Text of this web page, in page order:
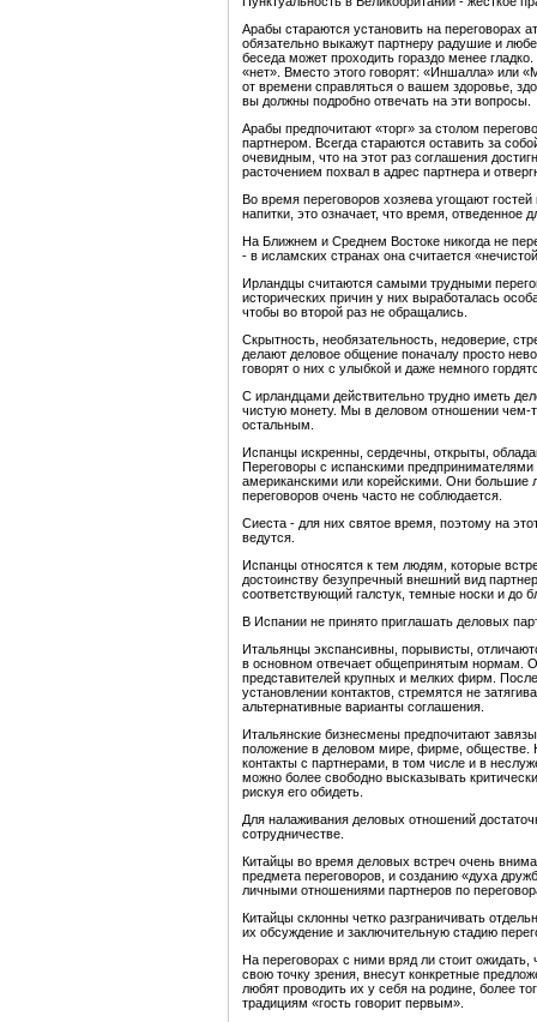
Арабы стараются установить на переговорах
обязательно выкажут партнеру радушие и
беседа может проходить гораздо менее
«нет». Вместо этого говорят: «Иншалла» или
от времени справляться о вашем здоровье,
вы должны подробно отвечать на эти вопросы.
Арабы предпочитают «торг» за столом
партнером. Всегда стараются оставить за
очевидным, что на этот раз соглашения
расточением похвал в адрес партнера и
Во время переговоров хозяева угощают
напитки, это означает, что время, отведенное
На Ближнем и Среднем Востоке никогда не
- в исламских странах она считается
Ирландцы считаются самыми трудными
исторических причин у них выработалась
чтобы во второй раз не обращались.
Скрытность, необязательность, недоверие,
делают деловое общение поначалу просто
говорят о них с улыбкой и даже немного
С ирландцами действительно трудно иметь
чистую монету. Мы в деловом отношении чем-
остальным.
Испанцы искренны, сердечны, открыты,
Переговоры с испанскими
американскими или корейскими. Они большие
переговоров очень часто не соблюдается.
Сиеста - для них святое время, поэтому на
ведутся.
Испанцы относятся к тем людям, которые
достоинству безупречный внешний вид
соответствующий галстук, темные носки и до
В Испании не принято приглашать деловых
Итальянцы экспансивны, порывисты,
в основном отвечает общепринятым нормам.
представителей крупных и мелких фирм.
установлении контактов, стремятся не
альтернативные варианты соглашения.
Итальянские бизнесмены предпочитают
положение в деловом мире, фирме,
контакты с партнерами, в том числе и в
можно более свободно высказывать
рискуя его обидеть.
Для налаживания деловых отношений
сотрудничестве.
Китайцы во время деловых встреч очень
предмета переговоров, и созданию «духа
личными отношениями партнеров по
Китайцы склонны четко разграничивать
их обсуждение и заключительную стадию
На переговорах с ними вряд ли стоит
свою точку зрения, внесут конкретные
любят проводить их у себя на родине, более
традициям «гость говорит первым».